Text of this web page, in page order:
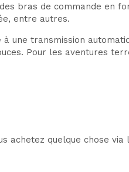
bras de commande en
entre autres.
une transmission
Pour les aventures
achetez quelque chose